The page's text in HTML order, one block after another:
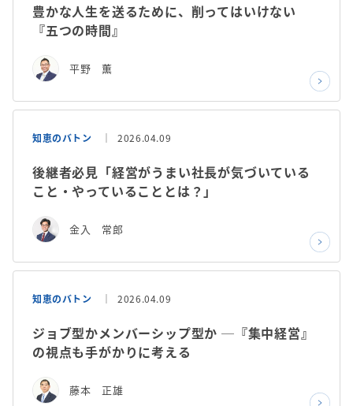
豊かな人生を送るために、削ってはいけない
『五つの時間』
平野 薫
知恵のバトン 2026.04.09
後継者必見「経営がうまい社長が気づいている
こと・やっていることとは？」
金入 常郎
知恵のバトン 2026.04.09
ジョブ型かメンバーシップ型か ─『集中経営』
の視点も手がかりに考える
藤本 正雄